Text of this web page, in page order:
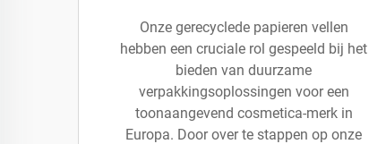
Onze gerecyclede papieren vellen
hebben een cruciale rol gespeeld bij het
bieden van duurzame
verpakkingsoplossingen voor een
toonaangevend cosmetica-merk in
Europa. Door over te stappen op onze